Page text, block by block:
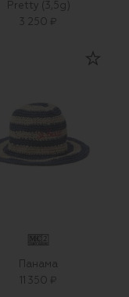
Pretty (3,5g)
3 250 ₽
Панама
11 350 ₽